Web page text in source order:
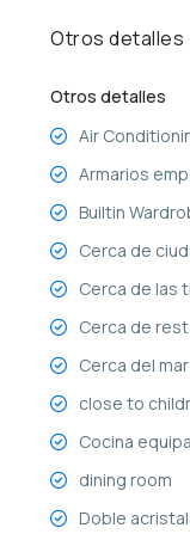
Otros detalles
Otros detalles
Air
Armarios
Builtin
Cerca de
Cerca de las
Cerca de
Cerca del
close to
Cocina
dining room
Doble